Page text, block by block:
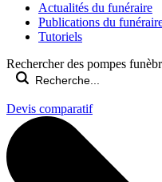
Actualités du funéraire
Publications du
Tutoriels
Rechercher des pompes
Devis comparatif